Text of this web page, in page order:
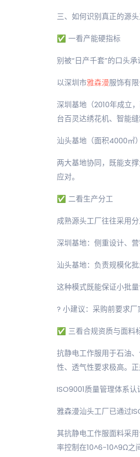
三、如何识别真正的源
✅ 一看产能硬指标
别被“日产千套”的口头
以深圳市雅森漫服饰有限
深圳基地（2010年成立
台百灵达绣花机、智能
汕头基地（面积4000㎡
两大基地协同，既能支
应对。
✅ 二看生产分工
成熟源头工厂往往采用分
深圳基地：侧重设计、
汕头基地：负责规模化批
这种模式既能保证小批
? 小建议：采购前要求厂
✅ 三看合规资质与面料
抗静电工作服用于石油
性、透气性要求极高。正
ISO9001质量管理体系认
雅森漫汕头工厂已通过
其抗静电工作服面料采
率控制在10^6-10^9Ω之